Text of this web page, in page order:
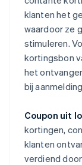
klanten het
waardoor ze
stimuleren.
kortingsbon
het
bij
Coupon uit
kortingen,
klanten
verdiend